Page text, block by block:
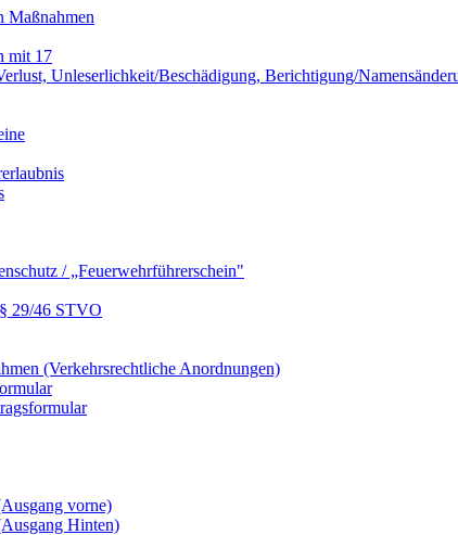
Maßnahmen
mit 17
Unleserlichkeit/Beschädigung, Berichtigung/
/ „Feuerwehrführerschein"
29/46 STVO
(Verkehrsrechtliche Anordnungen)
vorne)
Hinten)